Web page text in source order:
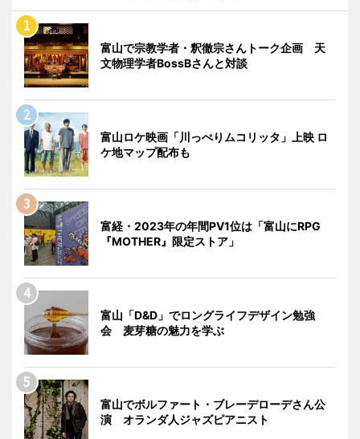
富山で宗教学者・釈徹宗さんトーク企画 天
文物理学者BossBさんと対談
富山ロケ映画「川っぺりムコリッタ」上映 ロ
ケ地マップ配布も
富経・2023年の年間PV1位は「富山にRPG
『MOTHER』限定ストア」
富山「D&D」でロングライフデザイン勉強
会 麦芽糖の魅力を学ぶ
富山でボルファート・ブレーデローデさん公
演 オランダ人ジャズピアニスト